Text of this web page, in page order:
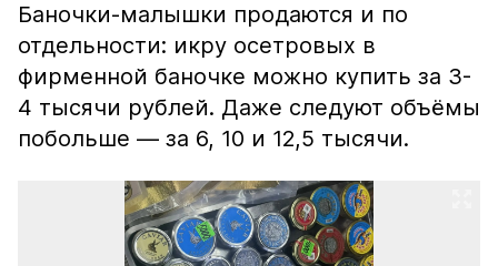
Баночки-малышки продаются и по
отдельности: икру осетровых в
фирменной баночке можно купить за 3-
4 тысячи рублей. Даже следуют объёмы
побольше — за 6, 10 и 12,5 тысячи.